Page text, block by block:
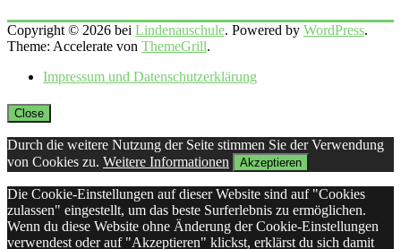
Copyright © 2026 bei Lindenauschule. Powered by WordPress.
Theme: Accelerate von ThemeGrill.
Impressum und Datenschutzerklärung
Close
Durch die weitere Nutzung der Seite stimmen Sie der Verwendung
von Cookies zu. Weitere Informationen Akzeptieren
Die Cookie-Einstellungen auf dieser Website sind auf "Cookies
zulassen" eingestellt, um das beste Surferlebnis zu ermöglichen.
Wenn du diese Website ohne Änderung der Cookie-Einstellungen
verwendest oder auf "Akzeptieren" klickst, erklärst du sich damit